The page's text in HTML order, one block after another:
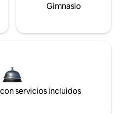
Gimnasio
servicios incluidos